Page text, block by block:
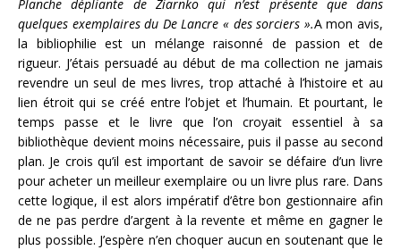
Planche dépliante de Ziarnko qui n’est présente que dans
quelques exemplaires du De Lancre « des sorciers ».A mon avis,
la bibliophilie est un mélange raisonné de passion et de
rigueur. J’étais persuadé au début de ma collection ne jamais
revendre un seul de mes livres, trop attaché à l’histoire et au
lien étroit qui se créé entre l’objet et l’humain. Et pourtant, le
temps passe et le livre que l’on croyait essentiel à sa
bibliothèque devient moins nécessaire, puis il passe au second
plan. Je crois qu’il est important de savoir se défaire d’un livre
pour acheter un meilleur exemplaire ou un livre plus rare. Dans
cette logique, il est alors impératif d’être bon gestionnaire afin
de ne pas perdre d’argent à la revente et même en gagner le
plus possible. J’espère n’en choquer aucun en soutenant que le